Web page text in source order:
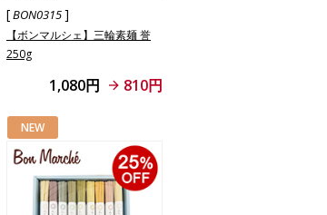
[BON0315]
【ボンマルシェ】三輪素麺 誉
250g
1,080円 810円
NEW